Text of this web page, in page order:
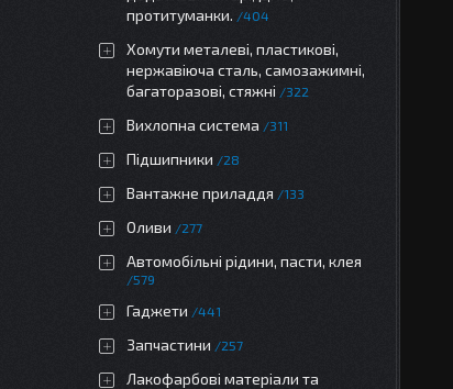
протитуманки.
404
Хомути металеві, пластикові,
нержавіюча сталь, самозажимні,
багаторазові, стяжні
322
Вихлопна система 311
Підшипники 28
Вантажне приладдя 133
Оливи 277
Автомобільні рідини, пасти, клея
579
Гаджети 441
Запчастини 257
Лакофарбові матеріали та